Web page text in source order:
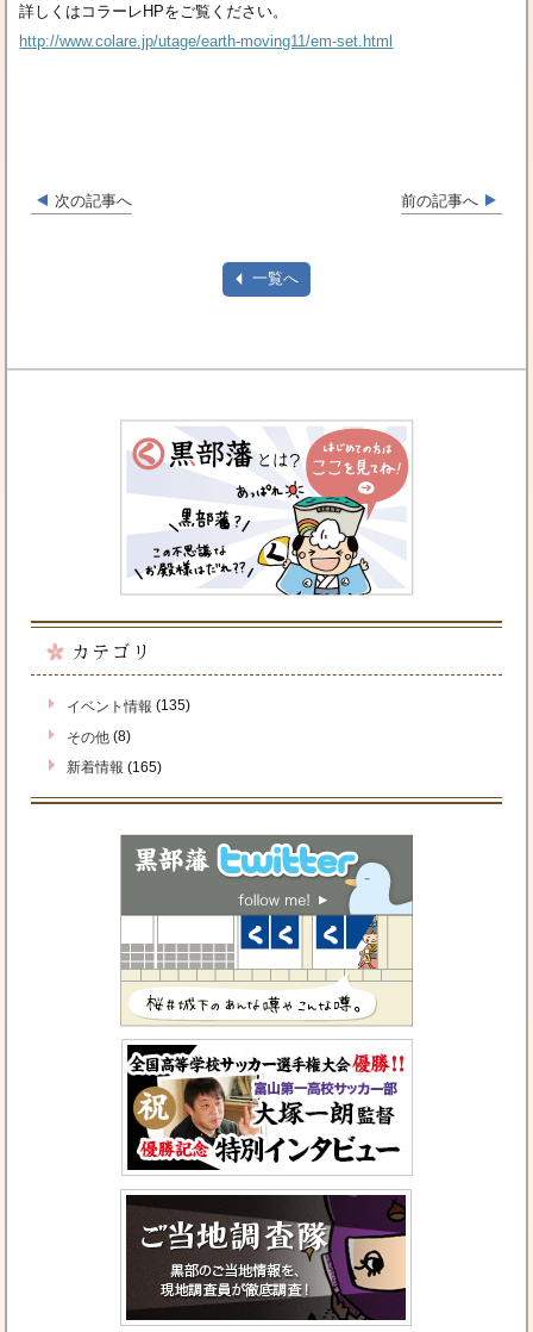
詳しくはコラーレHPをご覧ください。
http://www.colare.jp/utage/earth-moving11/em-set.html
次の記事へ 前の記事へ
一覧へ
カテゴリ
イベント情報 (135)
その他 (8)
新着情報 (165)